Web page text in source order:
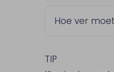
eeuw stamt.
Hoe ver
hebt dus
TIP